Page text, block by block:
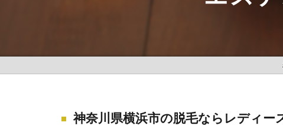
神奈川県横浜市の脱毛ならレディー